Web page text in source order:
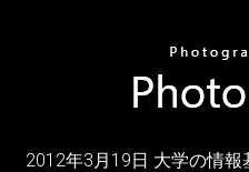
2012年3月19日 大学の情